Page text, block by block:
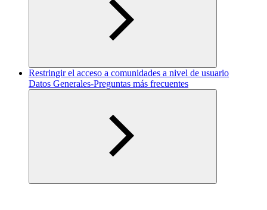
Restringir el acceso a comunidades a nivel de usuario
Datos Generales-Preguntas más frecuentes